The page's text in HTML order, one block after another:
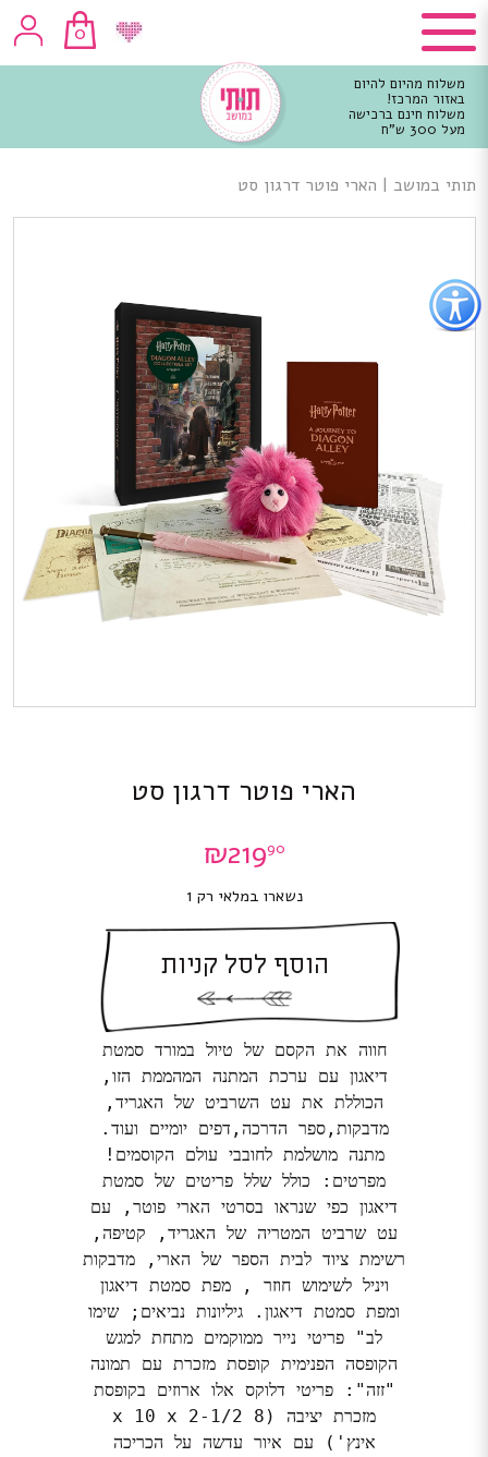
כפתור
לפתיחת
תפריט
נגישות
0
משלוח מהיום להיום
באזור המרכז!
משלוח חינם ברכישה
מעל 300 ש"ח
מרכזי
תותי במושב | הארי פוטר דרגון סט
הארי פוטר דרגון סט
₪21990
נשארו במלאי רק 1
הוסף לסל קניות
חווה את הקסם של טיול במורד סמטת
דיאגון עם ערכת המתנה המהממת הזו,
הכוללת את עט השרביט של האגריד,
מדבקות,ספר הדרכה,דפים יומיים ועוד.
מתנה מושלמת לחובבי עולם הקוסמים!
מפרטים: כולל שלל פריטים של סמטת
דיאגון כפי שנראו בסרטי הארי פוטר, עם
עט שרביט המטריה של האגריד, קטיפה,
רשימת ציוד לבית הספר של הארי, מדבקות
ויניל לשימוש חוזר , מפת סמטת דיאגון
ומפת סמטת דיאגון. גיליונות נביאים; שימו
לב" פריטי נייר ממוקמים מתחת למגש
הקופסה הפנימית קופסת מזכרת עם תמונה
"זזה": פריטי דלוקס אלו ארוזים בקופסת
מזכרת יציבה (8 x 10 x 2-1/2
אינץ') עם איור עדשה על הכריכה